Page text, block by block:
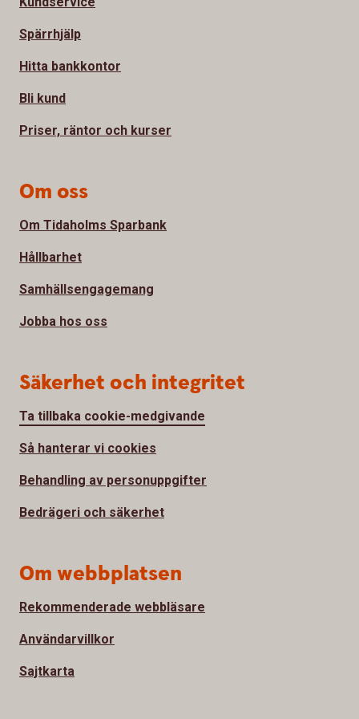
Spärrhjälp
Hitta bankkontor
Bli kund
Priser, räntor och kurser
Om oss
Om Tidaholms Sparbank
Hållbarhet
Samhällsengagemang
Jobba hos oss
Säkerhet och integritet
Ta tillbaka cookie-medgivande
Så hanterar vi cookies
Behandling av personuppgifter
Bedrägeri och säkerhet
Om webbplatsen
Rekommenderade webbläsare
Användarvillkor
Sajtkarta